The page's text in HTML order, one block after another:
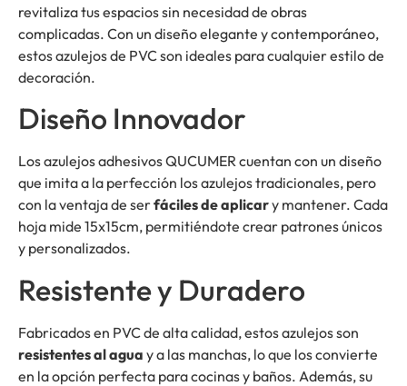
revitaliza tus espacios sin necesidad de obras
complicadas. Con un diseño elegante y contemporáneo,
estos azulejos de PVC son ideales para cualquier estilo de
decoración.
Diseño Innovador
Los azulejos adhesivos QUCUMER cuentan con un diseño
que imita a la perfección los azulejos tradicionales, pero
con la ventaja de serfáciles de aplicary mantener. Cada
hoja mide 15x15cm, permitiéndote crear patrones únicos
y personalizados.
Resistente y Duradero
Fabricados en PVC de alta calidad, estos azulejos son
resistentes al agua y a las manchas, lo que los convierte
en la opción perfecta para cocinas y baños. Además, su